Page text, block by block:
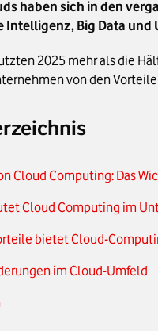
haben sich in den
Intelligenz, Big Data
2025 mehr als die
von den
Cloud Computing: Das
Cloud Computing im
bietet Cloud-
im Cloud-Umfeld
Premises – ein